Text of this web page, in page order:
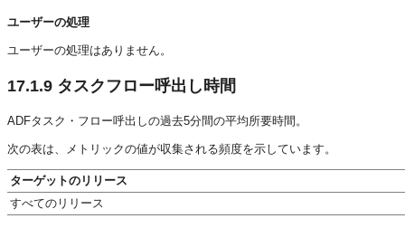
ユーザーの処理
ユーザーの処理はありません。
17.1.9 タスクフロー呼出し時間
ADFタスク・フロー呼出しの過去5分間の平均所要時間。
次の表は、メトリックの値が収集される頻度を示しています。
ターゲットのリリース
すべてのリリース